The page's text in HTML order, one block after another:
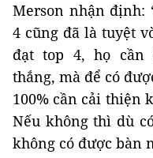
Merson nhận định:
4 cũng đã là tuyệt
đạt top 4, họ cần
thắng, mà để có
100% cần cải thiện
Nếu không thì dù
không có được bàn